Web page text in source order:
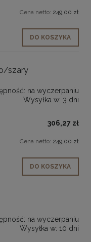
Cena netto: 249,00 zł
DO KOSZYKA
szary
na wyczerpaniu
Wysyłka w: 3 dni
306,27 zł
Cena netto: 249,00 zł
DO KOSZYKA
na wyczerpaniu
Wysyłka w: 10 dni